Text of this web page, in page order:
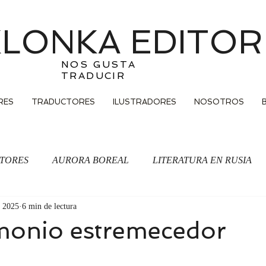
NOS GUSTA
TRADUCIR
TRADUCTORES ILUSTRADORES NOSOTROS
AURORA BOREAL LITERATURA EN RUSIA
Traducción
estremecedor
2025 6 min de lectura